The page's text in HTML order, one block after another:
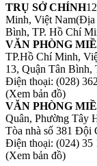
TRỤ SỞ CHÍNH
Minh, Việt Nam(Địa
Bình, TP. Hồ Chí
VĂN PHÒNG
TP.Hồ Chí Minh,
13, Quận Tân
Điện thoại: (028)
(Xem bản đồ)
VĂN PHÒNG
Quân, Phường Tây
Tòa nhà số 381 Đội
Điện thoại: (024) 35
(Xem bản đồ)